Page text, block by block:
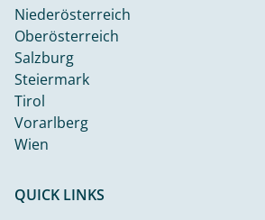
Niederösterreich
Oberösterreich
Salzburg
Steiermark
Tirol
Vorarlberg
Wien
QUICK LINKS